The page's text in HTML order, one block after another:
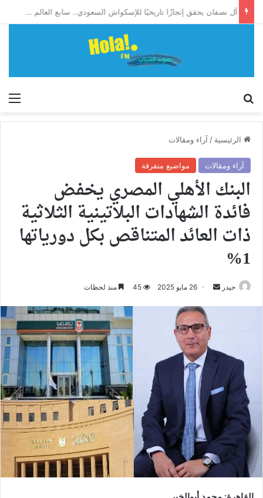
آل نصفان يحقق إنجازًا تاريخيًا للإسكواش السعودي.. سابع العالم وأول آسيوي يبلغ ربع نهائي بطولة العالم للشباب
الرئيسية / آراء ومقالات
آراء ومقالات مواضيع متفرقة
البنك الأهلي المصري يخفض
فائدة الشهادات البلاتينية الثلاثية
ذات العائد المتناقص بكل دورياتها
1%
حيدر
أرسل
إلكترونيا
26 مايو 2025 45 منذ لحظات